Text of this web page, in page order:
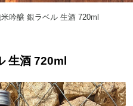
吟醸 銀ラベル 生酒 720ml
生酒 720ml